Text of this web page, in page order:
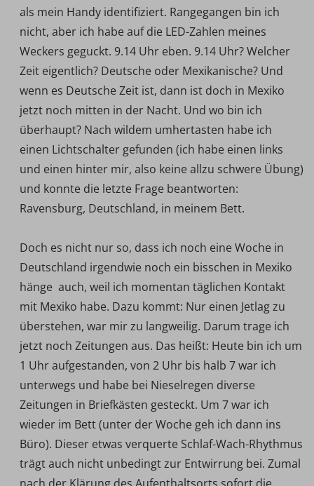
als mein Handy identifiziert. Rangegangen bin ich
nicht, aber ich habe auf die LED-Zahlen meines
Weckers geguckt. 9.14 Uhr eben. 9.14 Uhr? Welcher
Zeit eigentlich? Deutsche oder Mexikanische? Und
wenn es Deutsche Zeit ist, dann ist doch in Mexiko
jetzt noch mitten in der Nacht. Und wo bin ich
überhaupt? Nach wildem umhertasten habe ich
einen Lichtschalter gefunden (ich habe einen links
und einen hinter mir, also keine allzu schwere Übung)
und konnte die letzte Frage beantworten:
Ravensburg, Deutschland, in meinem Bett.
Doch es nicht nur so, dass ich noch eine Woche in
Deutschland irgendwie noch ein bisschen in Mexiko
hänge  auch, weil ich momentan täglichen Kontakt
mit Mexiko habe. Dazu kommt: Nur einen Jetlag zu
überstehen, war mir zu langweilig. Darum trage ich
jetzt noch Zeitungen aus. Das heißt: Heute bin ich um
1 Uhr aufgestanden, von 2 Uhr bis halb 7 war ich
unterwegs und habe bei Nieselregen diverse
Zeitungen in Briefkästen gesteckt. Um 7 war ich
wieder im Bett (unter der Woche geh ich dann ins
Büro). Dieser etwas verquerte Schlaf-Wach-Rhythmus
trägt auch nicht unbedingt zur Entwirrung bei. Zumal